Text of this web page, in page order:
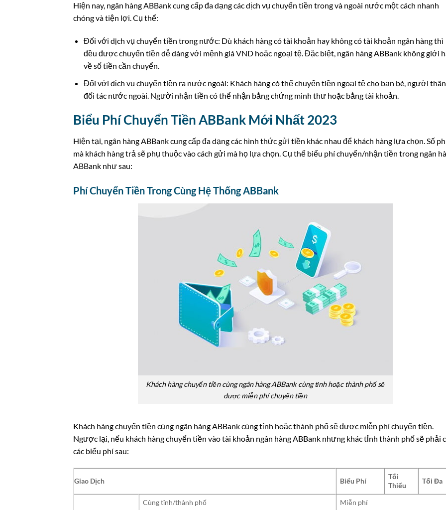
Hiện nay, ngân hàng ABBank cung cấp đa dạng các dịch vụ chuyển tiền trong và ngoài nước một cách nhanh
chóng và tiện lợi. Cụ thể:
Đối với dịch vụ chuyển tiền trong nước: Dù khách hàng có tài khoản hay không có tài khoản ngân hàng thì
đều được chuyển tiền dễ dàng với mệnh giá VND hoặc ngoại tệ. Đặc biệt, ngân hàng ABBank không giới
về số tiền cần chuyển.
Đối với dịch vụ chuyển tiền ra nước ngoài: Khách hàng có thể chuyển tiền ngoại tệ cho bạn bè, người
đối tác nước ngoài. Người nhận tiền có thể nhận bằng chứng minh thư hoặc bằng tài khoản.
Biểu Phí Chuyển Tiền ABBank Mới Nhất 2023
Hiện tại, ngân hàng ABBank cung cấp đa dạng các hình thức gửi tiền khác nhau để khách hàng lựa chọn. Số
mà khách hàng trả sẽ phụ thuộc vào cách gửi mà họ lựa chọn. Cụ thể biểu phí chuyển/nhận tiền trong ngân
ABBank như sau:
Phí Chuyển Tiền Trong Cùng Hệ Thống ABBank
Khách hàng chuyển tiền cùng ngân hàng ABBank cùng tỉnh hoặc thành phố sẽ
được miễn phí chuyển tiền
Khách hàng chuyển tiền cùng ngân hàng ABBank cùng tỉnh hoặc thành phố sẽ được miễn phí chuyển tiền.
Ngược lại, nếu khách hàng chuyển tiền vào tài khoản ngân hàng ABBank nhưng khác tỉnh thành phố sẽ phải
các biểu phí sau:
Giao Dịch Biểu Phí
Tối
Thiểu
Tối Đa
Cùng tỉnh/thành phố Miễn phí